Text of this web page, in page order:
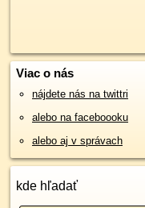
Viac o nás
nájdete nás na twittri
alebo na faceboooku
alebo aj v správach
kde hľadať